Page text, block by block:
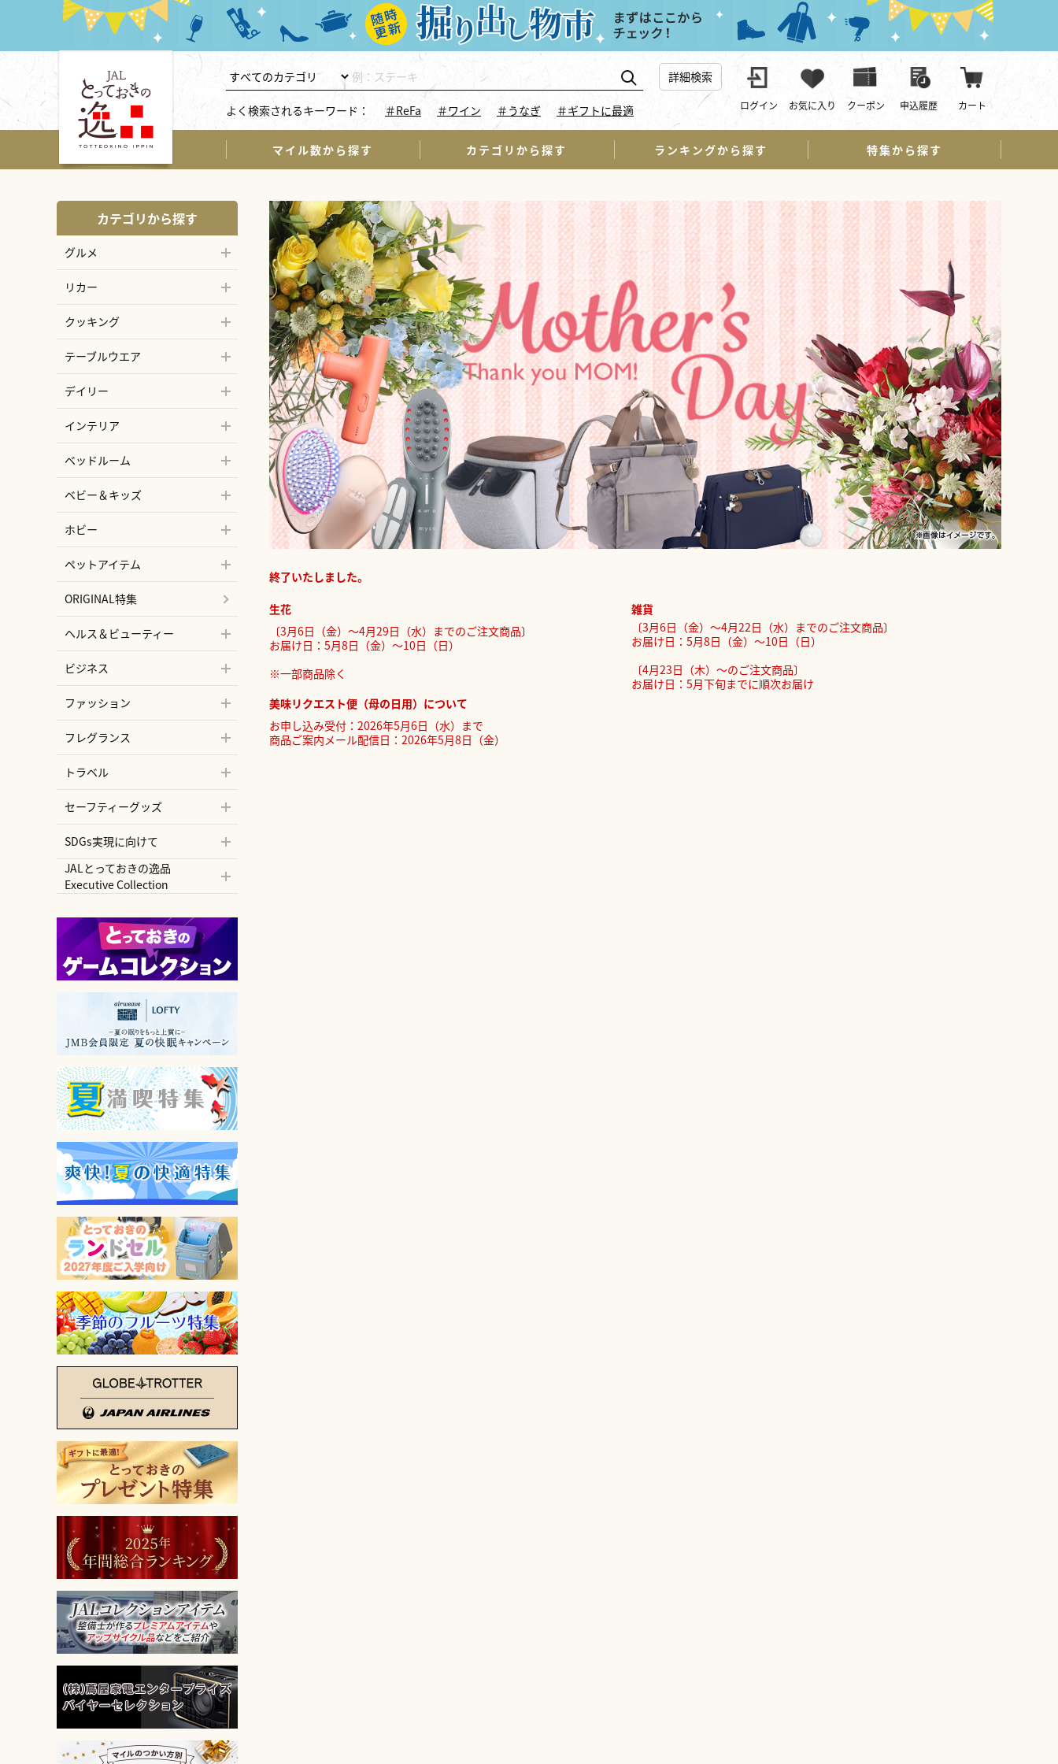
詳細検索
よく検索されるキーワード： ＃ReFa ＃ワイン ＃うなぎ ＃ギフトに最適 ログイン お気に入り クーポン 申込履歴 カート
マイル数から探す カテゴリから探す ランキングから探す 特集から探す
カテゴリから探す
グルメ
リカー
クッキング
テーブルウエア
デイリー
インテリア
ベッドルーム
ベビー＆キッズ
ホビー
ペットアイテム
ORIGINAL特集
ヘルス＆ビューティー
ビジネス
ファッション
フレグランス
トラベル
セーフティーグッズ
SDGs実現に向けて
JALとっておきの逸品
Executive Collection
終了いたしました。
生花
〔3月6日（金）～4月29日（水）までのご注文商品〕
お届け日：5月8日（金）～10日（日）
※一部商品除く
美味リクエスト便（母の日用）について
お申し込み受付：2026年5月6日（水）まで
商品ご案内メール配信日：2026年5月8日（金）
雑貨
〔3月6日（金）～4月22日（水）までのご注文商品〕
お届け日：5月8日（金）～10日（日）
〔4月23日（木）～のご注文商品〕
お届け日：5月下旬までに順次お届け